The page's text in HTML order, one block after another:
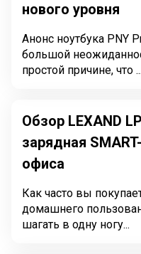
нового уровня
Анонс ноутбука PNY
большой
простой причине, что ...
Обзор LEXAND
зарядная
офиса
Как часто вы
домашнего
шагать в одну ногу...